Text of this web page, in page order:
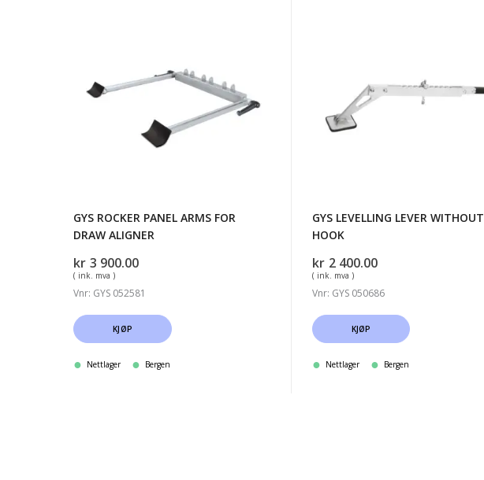
ARMS
GYS ROCKER PANEL ARMS FOR
DRAW ALIGNER
kr 3 900.00
( ink. mva )
Vnr: GYS 052581
KJØP
Nettlager Bergen
WITHOUT
HOOK
GYS LEVELLING LEVER WITHOUT
HOOK
kr 2 400.00
( ink. mva )
Vnr: GYS 050686
KJØP
Nettlager Bergen